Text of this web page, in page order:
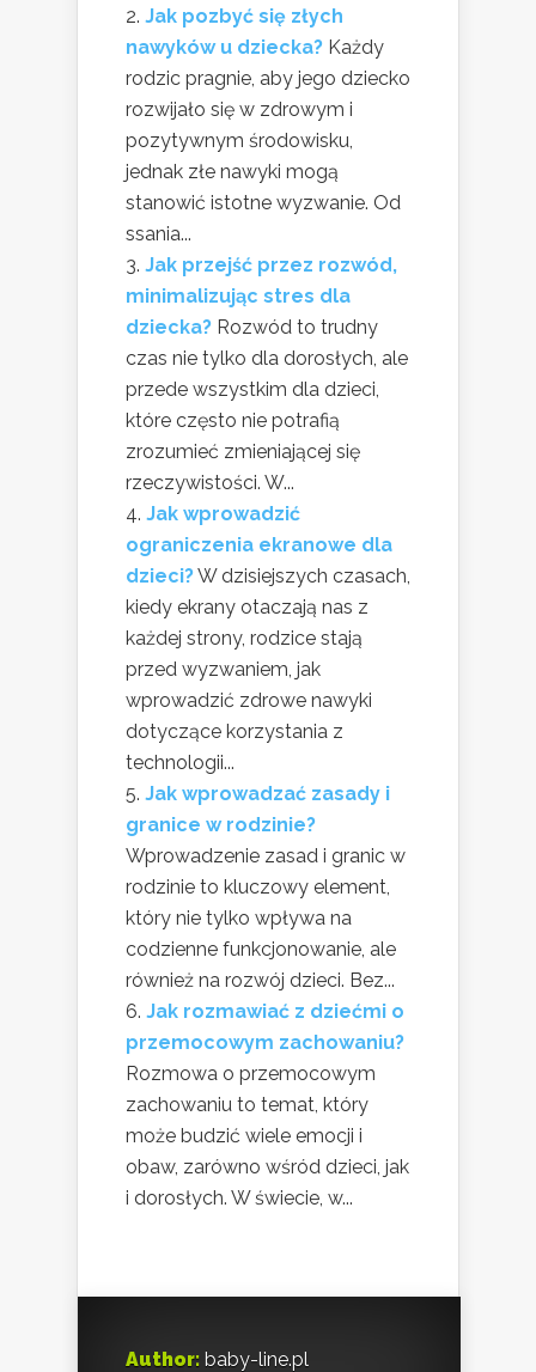
Jak pozbyć się złych
nawyków u dziecka? Każdy
rodzic pragnie, aby jego dziecko
rozwijało się w zdrowym i
pozytywnym środowisku,
jednak złe nawyki mogą
stanowić istotne wyzwanie. Od
ssania...
Jak przejść przez rozwód,
minimalizując stres dla
dziecka? Rozwód to trudny
czas nie tylko dla dorosłych, ale
przede wszystkim dla dzieci,
które często nie potrafią
zrozumieć zmieniającej się
rzeczywistości. W...
Jak wprowadzić
ograniczenia ekranowe dla
dzieci?W dzisiejszych czasach,
kiedy ekrany otaczają nas z
każdej strony, rodzice stają
przed wyzwaniem, jak
wprowadzić zdrowe nawyki
dotyczące korzystania z
technologii...
Jak wprowadzać zasady i
granice w rodzinie?
Wprowadzenie zasad i granic w
rodzinie to kluczowy element,
który nie tylko wpływa na
codzienne funkcjonowanie, ale
również na rozwój dzieci. Bez...
Jak rozmawiać z dziećmi o
przemocowym zachowaniu?
Rozmowa o przemocowym
zachowaniu to temat, który
może budzić wiele emocji i
obaw, zarówno wśród dzieci, jak
i dorosłych. W świecie, w...
Author: baby-line.pl